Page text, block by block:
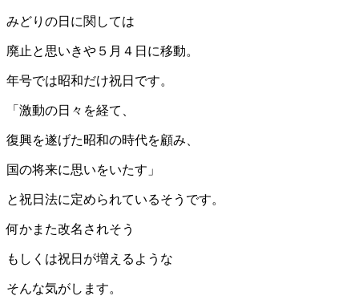
みどりの日に関しては
廃止と思いきや５月４日に移動。
年号では昭和だけ祝日です。
「激動の日々を経て、
復興を遂げた昭和の時代を顧み、
国の将来に思いをいたす」
と祝日法に定められているそうです。
何かまた改名されそう
もしくは祝日が増えるような
そんな気がします。